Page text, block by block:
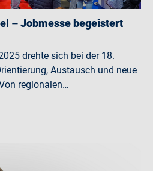
– Jobmesse begeistert
drehte sich bei der 18.
Austausch und neue
regionalen…